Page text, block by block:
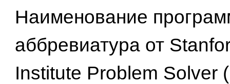
Наименование
аббревиатура от
Institute Problem Solver